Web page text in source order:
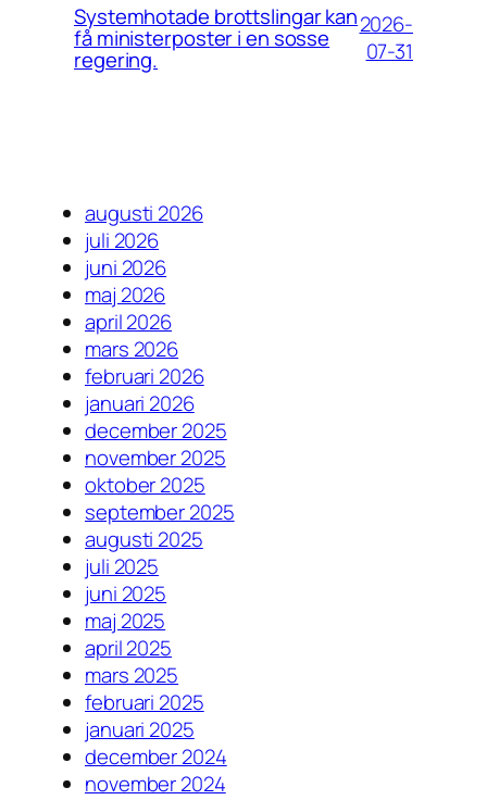
Systemhotade brottslingar kan
få ministerposter i en sosse
regering.
2026-
07-31
augusti 2026
juli 2026
juni 2026
maj 2026
april 2026
mars 2026
februari 2026
januari 2026
december 2025
november 2025
oktober 2025
september 2025
augusti 2025
juli 2025
juni 2025
maj 2025
april 2025
mars 2025
februari 2025
januari 2025
december 2024
november 2024